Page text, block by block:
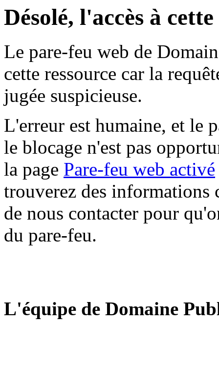
Désolé, l'accès à
Le pare-feu web de
cette ressource car la
jugée suspicieuse.
L'erreur est humaine, et le
le blocage n'est pas
la page Pare-feu web activé
trouverez des informations
de nous contacter pour
du pare-feu.
L'équipe de Domaine